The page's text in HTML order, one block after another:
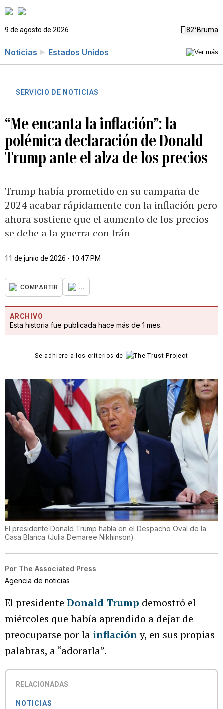
9 de agosto de 2026 82°Bruma
Noticias Estados Unidos
SERVICIO DE NOTICIAS
“Me encanta la inflación”: la
polémica declaración de Donald
Trump ante el alza de los precios
Trump había prometido en su campaña de
2024 acabar rápidamente con la inflación pero
ahora sostiene que el aumento de los precios
se debe a la guerra con Irán
11 de junio de 2026 - 10:47 PM
COMPARTIR ...
ARCHIVO
Esta historia fue publicada hace más de 1 mes.
Se adhiere a los criterios de
El presidente Donald Trump habla en el Despacho Oval de la
Casa Blanca (Julia Demaree Nikhinson)
Por The Associated Press
Agencia de noticias
El presidente Donald Trump demostró el
miércoles que había aprendido a dejar de
preocuparse por la inflacióny, en sus propias
palabras, a “adorarla”.
RELACIONADAS
NOTICIAS